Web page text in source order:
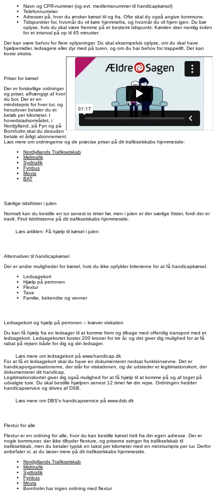
Navn og CPR-nummer (og evt. medlemsnummer til handicapkørsel)
Telefonnummer
Adresser på, hvor du ønsker kørsel til og fra. Ofte skal du også angive kommune.
Tidspunkter for, hvornår du vil køre hjemmefra, og hvornår du vil hjem igen. Du bør
oplyse, hvis du skal være fremme på et bestemt tidspunkt. Kørslen sker nemlig inden
for et interval på op til 45 minutter.
Der kan være behov for flere oplysninger. Du skal eksempelvis oplyse, om du skal have
hjælpemidler, ledsagere eller dyr med på turen, og om du har behov for trappelift. Det kan
koste ekstra.
Priser for kørsel
Der er forskellige ordninger
og priser, afhængigt af hvor
du bor. Der er en
mindstepris for hver tur, og
herudover betaler du et
beløb per kilometer. I
hovedstadsområdet, i
Nordjylland, på Fyn og på
Bornholm skal du desuden
betale et årligt abonnement.
Læs mere om ordningerne og de præcise priser på dit trafikselskabs hjemmeside:
Nordjyllands Trafikselskab
Midttrafik
Sydtrafik
Fynbus
Movia
BAT
Særlige tidsfrister i julen
Normalt kan du bestille en tur senest to timer før, men i julen er der særlige frister, fordi der er
travlt. Find tidsfristerne på dit trafikselskabs hjemmeside.
Læs artiklen: Få hjælp til kørsel i julen
Alternativer til handicapkørsel
Der er andre muligheder for kørsel, hvis du ikke opfylder kriterierne for at få handicapkørsel.
Ledsagekort
Hjælp på perronen
Flextur
Taxa
Familie, bekendte og venner
Ledsagekort og hjælp på perronen – kræver visitation
Du kan få hjælp fra en ledsager til at komme frem og tilbage med offentlig transport med et
ledsagekort. Ledsagekortet koster 200 kroner for tre år, og det giver dig mulighed for at få
rabat på rejsen både for dig og din ledsager.
Læs mere om ledsagekort på www.handicap.dk
For at få et ledsagekort skal du have en dokumenteret nedsat funktionsevne. Det er
handicaporganisationerne, der står for visitationen, og de udsteder et legitimationskort, der
dokumenterer dit handicap.
Legitimationskortet giver dig også mulighed for at få hjælp til at komme på og af toget på
udvalgte ture. Du skal bestille hjælpen senest 12 timer før din rejse. Ordningen hedder
handicapservice og drives af DSB.
Læs mere om DBS's handicapservice på www.dsb.dk
Flextur for alle
Flextur er en ordning for alle, hvor du kan bestille kørsel helt fra din egen adresse. Der er
nogle kommuner, der ikke tilbyder flexture, og priserne svinger fra trafikselskab til
trafikselskab, men du betaler typisk en takst per kilometer med en minimumpris per tur. Derfor
anbefaler vi, at du læser mere på dit trafikselskabs hjemmeside.
Nordjyllands Trafikselskab
Midttrafik
Sydtrafik
Fynbus
Movia
Bornholm har ingen ordning med flextur